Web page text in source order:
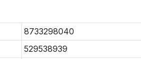
8733298040
529538939